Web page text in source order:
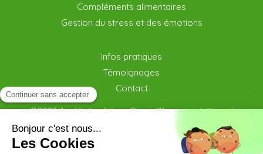
Compléments alimentaires
Gestion du stress et des émotions
Infos pratiques
Témoignages
Contact
©2023 Amélie Lecleire - Conseillère en nutrition et